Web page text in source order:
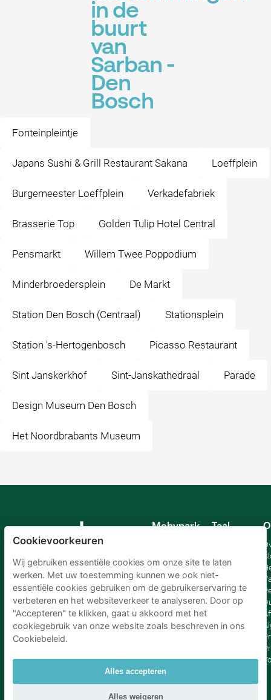
in de
buurt
van
Sarban -
Den
Bosch
Fonteinpleintje
Japans Sushi & Grill Restaurant Sakana Loeffplein
Burgemeester Loeffplein Verkadefabriek
Brasserie Top Golden Tulip Hotel Central
Pensmarkt Willem Twee Poppodium
Minderbroedersplein De Markt
Station Den Bosch (Centraal) Stationsplein
Station 's-Hertogenbosch Picasso Restaurant
Sint Janskerkhof Sint-Janskathedraal Parade
Design Museum Den Bosch
Het Noordbrabants Museum
Mobypark
Taal
Spaans
Frankrijk
Italiaans
Nederlands
Parkeren Amsterdam
Cookievoorkeuren
Wij gebruiken essentiële cookies om onze site te laten
werken. Met uw toestemming kunnen we ook niet-
essentiële cookies gebruiken om de gebruikerservaring te
verbeteren en het websiteverkeer te analyseren. Door op
"Accepteren" te klikken, gaat u akkoord met het
cookiegebruik van onze website zoals beschreven in ons
Cookiebeleid.
Alles accepteren
Alles weigeren